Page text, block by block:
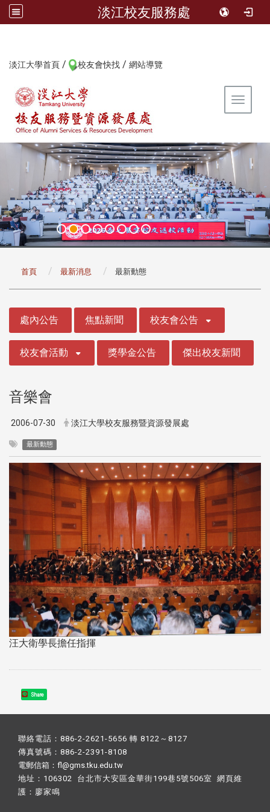
淡江校友服務處
淡江大學首頁 / 校友會快找 / 網站導覽
Toggle
首頁 最新消息 最新動態
處內公告 焦點新聞 校友會公告
校友會活動 獎學金公告 傑出校友新聞
音樂會
2006-07-30 淡江大學校友服務暨資源發展處
最新動態
汪大衛學長擔任指揮
Share
聯絡電話：886-2-2621-5656 轉 8122～8127
傳真號碼：886-2-2391-8108
電郵信箱：fl@gms.tku.edu.tw
地址：106302 台北市大安區金華街199巷5號506室 網頁維
護： 廖家鳴​